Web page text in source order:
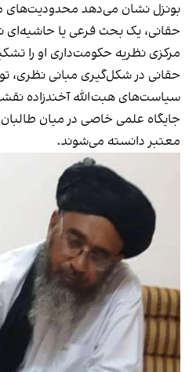
بونزل نشان می‌دهد محدودیت‌های
حقانی، یک بحث فرعی یا
مرکزی نظریه حکومت‌داری او را
حقانی در شکل‌گیری مبانی نظری،
سیاست‌های هبت‌الله آخندزاده
جایگاه علمی خاصی در میان
معتبر دانسته می‌شوند.